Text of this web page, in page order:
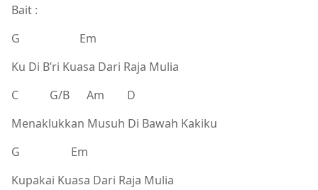
Bait :
G Em
Ku Di B’ri Kuasa Dari Raja Mulia
C G/B Am D
Menaklukkan Musuh Di Bawah Kakiku
G Em
Kupakai Kuasa Dari Raja Mulia